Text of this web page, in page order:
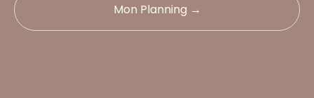
Mon Planning →